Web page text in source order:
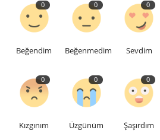
0
Beğendim
0
Beğenmedim
0
Sevdim
0
Kızgınım
0
Üzgünüm
0
Şaşırdım